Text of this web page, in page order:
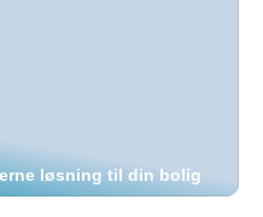
løsning til din bolig